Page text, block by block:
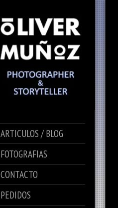
ARTICULOS / BLOG
FOTOGRAFIAS
CONTACTO
PEDIDOS